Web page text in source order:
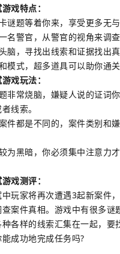
戏特点：
谜题等着你来，享受更多无
名警官，从警官的视角来调查
脑，寻找出线索和证据找出真
模式，超多道具可以助你通关
戏玩法：
非常烧脑，嫌疑人说的证词
线索。
件都是不同的，案件类别和
为黑暗，你必须集中注意力
戏测评：
玩家将再次遭遇3起新案件
案件真相。游戏中有很多谜
各样的线索汇集在一起，要
成功地完成任务吗?